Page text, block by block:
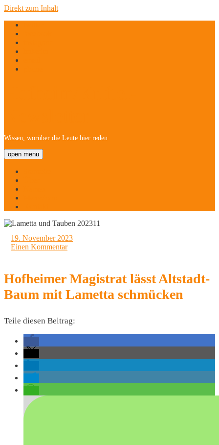
Direkt zum Inhalt
Wissen, worüber die Leute hier reden
open menu
19. November 2023
Einen Kommentar
Hofheimer Magistrat lässt Altstadt-
Baum mit Lametta schmücken
Teile diesen Beitrag: